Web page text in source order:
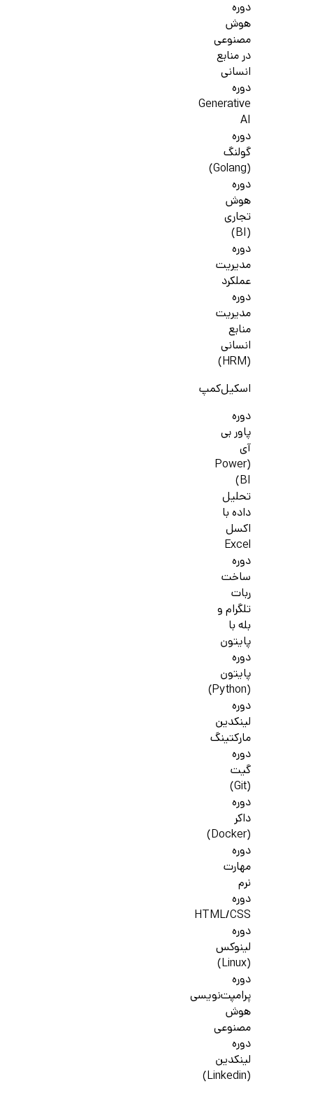
دوره
هوش
مصنوعی
در منابع
انسانی
دوره
Generative
AI
دوره
گولنگ
(Golang)
دوره
هوش
تجاری
(BI)
دوره
مدیریت
عملکرد
دوره
مدیریت
منابع
انسانی
(HRM)
اسکیل‌کمپ
دوره
پاور بی
آی
(Power
BI)
تحلیل
داده با
اکسل
Excel
دوره
ساخت
ربات
تلگرام و
بله با
پایتون
دوره
پایتون
(Python)
دوره
لینکدین
مارکتینگ
دوره
گیت
(Git)
دوره
داکر
(Docker)
دوره
مهارت
نرم
دوره
HTML/CSS
دوره
لینوکس
(Linux)
دوره
پرامپت‌نویسی
هوش
مصنوعی
دوره
لینکدین
(Linkedin)